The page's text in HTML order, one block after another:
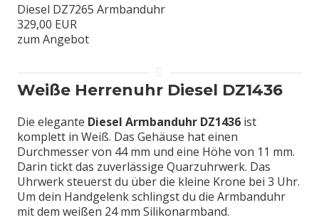
Diesel DZ7265 Armbanduhr
329,00 EUR
zum Angebot
Weiße Herrenuhr Diesel DZ1436
Die elegante Diesel Armbanduhr DZ1436 ist
komplett in Weiß. Das Gehäuse hat einen
Durchmesser von 44 mm und eine Höhe von 11 mm.
Darin tickt das zuverlässige Quarzuhrwerk. Das
Uhrwerk steuerst du über die kleine Krone bei 3 Uhr.
Um dein Handgelenk schlingst du die Armbanduhr
mit dem weißen 24 mm Silikonarmband.